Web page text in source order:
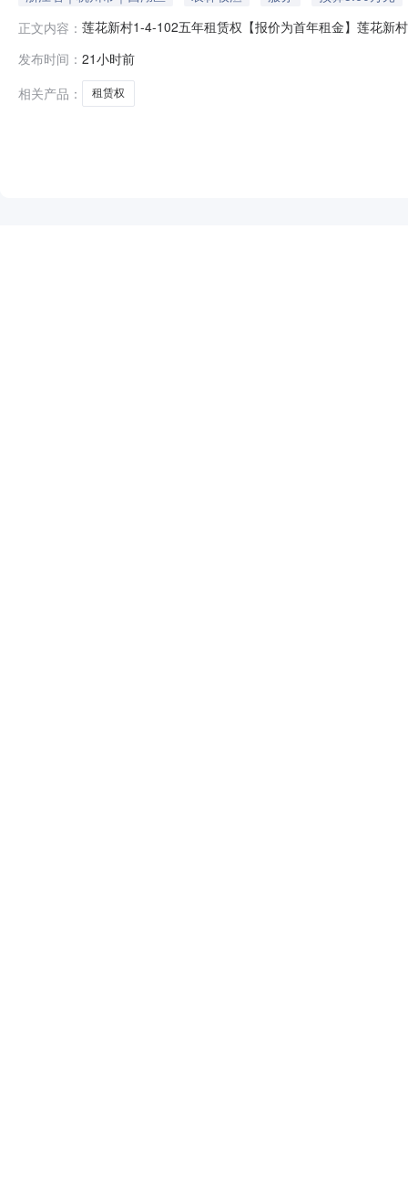
正文内容： 莲花新村1-4-102五年租赁权【报价为首年租金】莲花新
1-4-102五年租赁权首年租金起始价（元）：36000标的
发布时间： 21小时前
相关产品：
租赁权